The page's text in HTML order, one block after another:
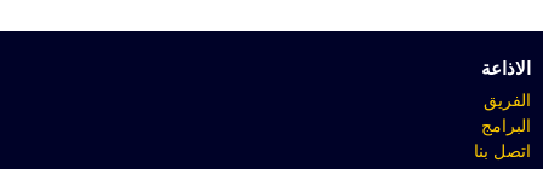
الاذاعة
الفريق
البرامج
اتصل بنا